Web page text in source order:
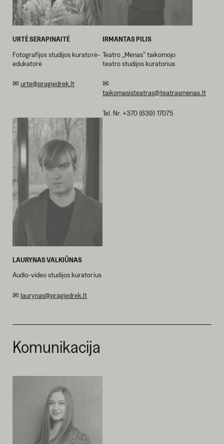
URTĖ SERAPINAITĖ
Fotografijos studijos kuratorė-
edukatorė
✉ urte@pragiedrek.lt
IRMANTAS PILIS
Teatro „Menas” taikomojo
teatro studijos kuratorius
✉
taikomasisteatras@teatrasmenas.lt
Tel. Nr. +370 (639) 17075
LAURYNAS VALKIŪNAS
Audio-video studijos kuratorius
✉ laurynas@pragiedrek.lt
Komunikacija